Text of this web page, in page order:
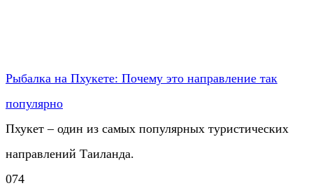
Рыбалка на Пхукете: Почему это направление так
популярно
Пхукет – один из самых популярных туристических
направлений Таиланда.
074